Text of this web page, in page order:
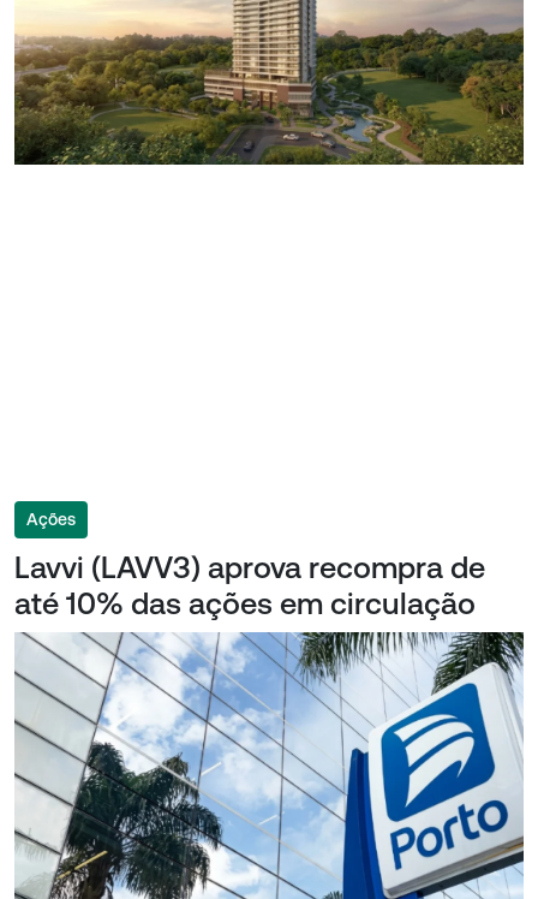
Ações
Lavvi (LAVV3) aprova recompra de
até 10% das ações em circulação